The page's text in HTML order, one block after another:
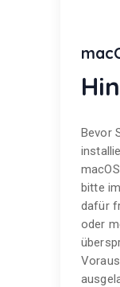
Bevor
bitte
dafür
oder